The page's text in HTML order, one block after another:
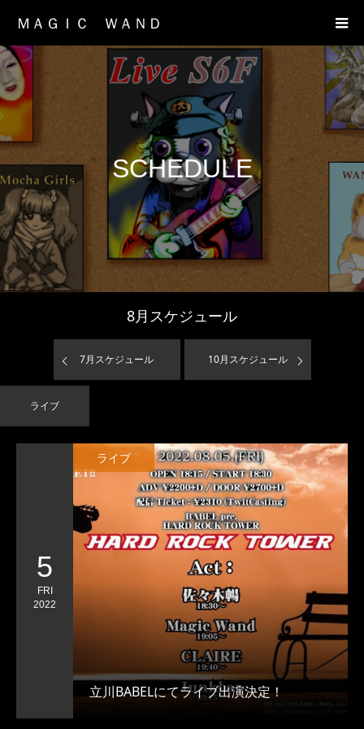
ＭＡＧＩＣ ＷＡＮＤ
SCHEDULE
8月スケジュール
7月スケジュール 10月スケジュール
ライブ
5
FRI
2022
立川BABELにてライブ出演決定！
ライブ